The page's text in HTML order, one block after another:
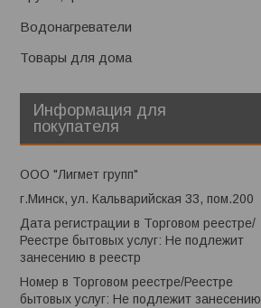
Водонагреватели
Товары для дома
Информация для
покупателя
ООО "Лигмет групп"
г.Минск, ул. Кальварийская 33, пом.200
Дата регистрации в Торговом реестре/
Реестре бытовых услуг: Не подлежит
занесению в реестр
Номер в Торговом реестре/Реестре
бытовых услуг: Не подлежит занесению